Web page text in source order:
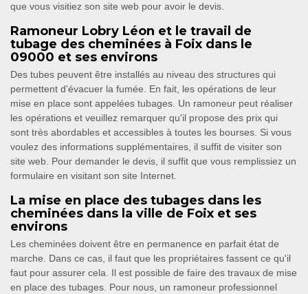
que vous visitiez son site web pour avoir le devis.
Ramoneur Lobry Léon et le travail de
tubage des cheminées à Foix dans le
09000 et ses environs
Des tubes peuvent être installés au niveau des structures qui
permettent d'évacuer la fumée. En fait, les opérations de leur
mise en place sont appelées tubages. Un ramoneur peut réaliser
les opérations et veuillez remarquer qu'il propose des prix qui
sont très abordables et accessibles à toutes les bourses. Si vous
voulez des informations supplémentaires, il suffit de visiter son
site web. Pour demander le devis, il suffit que vous remplissiez un
formulaire en visitant son site Internet.
La mise en place des tubages dans les
cheminées dans la ville de Foix et ses
environs
Les cheminées doivent être en permanence en parfait état de
marche. Dans ce cas, il faut que les propriétaires fassent ce qu'il
faut pour assurer cela. Il est possible de faire des travaux de mise
en place des tubages. Pour nous, un ramoneur professionnel